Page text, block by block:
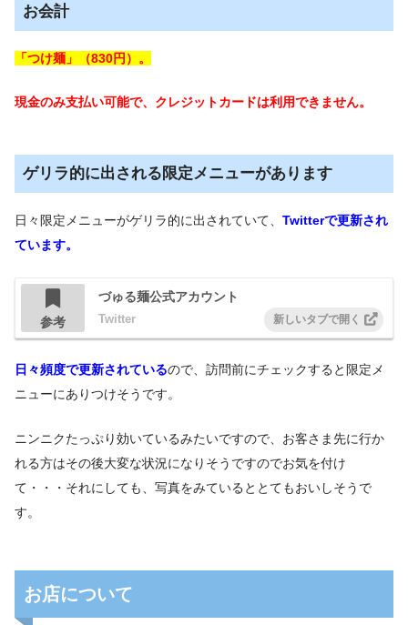
お会計
「つけ麺」（830円）。
現金のみ支払い可能で、クレジットカードは利用できません。
ゲリラ的に出される限定メニューがあります
日々限定メニューがゲリラ的に出されていて、 Twitterで更新され
ています。
参考
づゅる麺公式アカウント
Twitter
日々頻度で更新されているので、訪問前にチェックすると限定メ
ニューにありつけそうです。
ニンニクたっぷり効いているみたいですので、お客さま先に行か
れる方はその後大変な状況になりそうですのでお気を付け
て・・・それにしても、写真をみているととてもおいしそうで
す。
お店について